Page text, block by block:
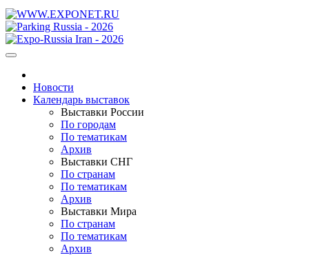
Новости
Календарь выставок
Выставки России
По городам
По тематикам
Архив
Выставки СНГ
По странам
По тематикам
Архив
Выставки Мира
По странам
По тематикам
Архив